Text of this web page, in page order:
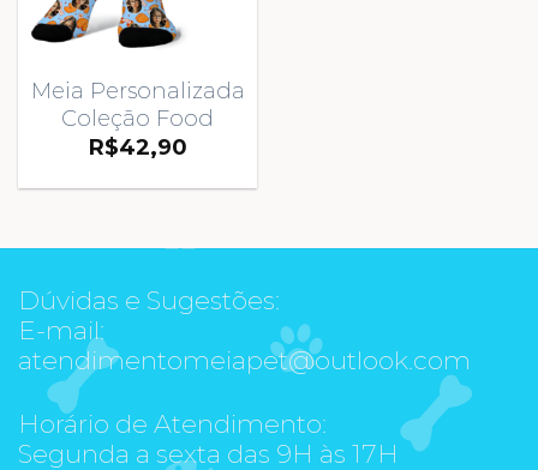
Meia Personalizada
Coleção Food
R$42,90
Dúvidas e Sugestões:
E-mail:
atendimentomeiapet@outlook.com
Horário de Atendimento:
Segunda a sexta das 9H às 17H